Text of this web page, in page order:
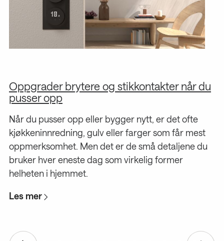
Oppgrader brytere og stikkontakter når du
pusser opp
Når du pusser opp eller bygger nytt, er det ofte
kjøkkeninnredning, gulv eller farger som får mest
oppmerksomhet. Men det er de små detaljene du
bruker hver eneste dag som virkelig former
helheten i hjemmet.
Les mer